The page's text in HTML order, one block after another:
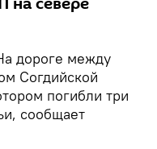
дороге между
Согдийской
погибли три
сообщает